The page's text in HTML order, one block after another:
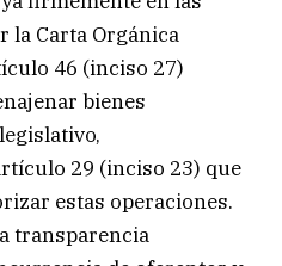
la Carta Orgánica
46 (inciso 27)
bienes
29 (inciso 23) que
estas operaciones.
transparencia